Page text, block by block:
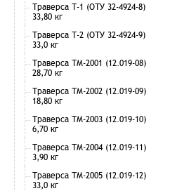
Траверса Т-1 (ОТУ 32-4924-8)
33,80 кг
Траверса Т-2 (ОТУ 32-4924-9)
33,0 кг
Траверса ТМ-2001 (12.019-08)
28,70 кг
Траверса ТМ-2002 (12.019-09)
18,80 кг
Траверса ТМ-2003 (12.019-10)
6,70 кг
Траверса ТМ-2004 (12.019-11)
3,90 кг
Траверса ТМ-2005 (12.019-12)
33,0 кг